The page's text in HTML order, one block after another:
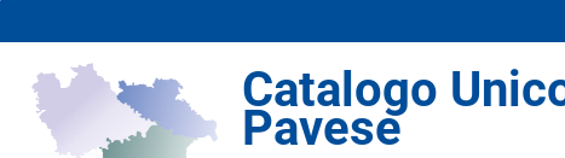
Catalogo
Pavese